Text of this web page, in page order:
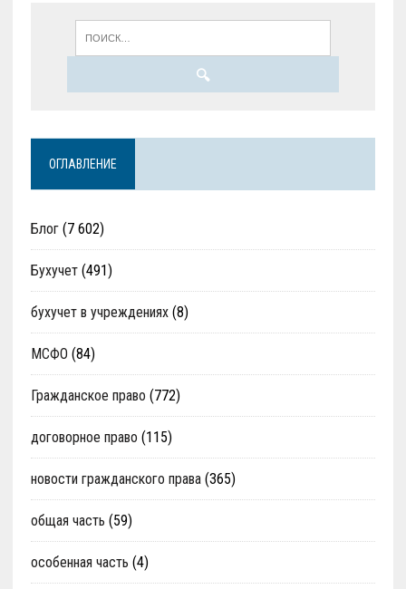
ОГЛАВЛЕНИЕ
Блог(7 602)
Бухучет(491)
бухучет в учреждениях(8)
МСФО (84)
Гражданское право (772)
договорное право (115)
новости гражданского права(365)
общая часть (59)
особенная часть (4)